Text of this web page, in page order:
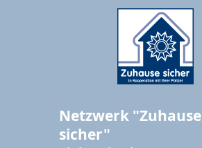
Netzwerk "Zuhause
sicher"